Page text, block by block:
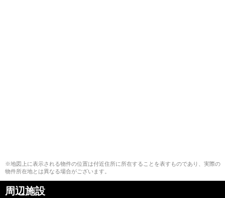
※地図上に表示される物件の位置は付近住所に所在することを表すものであり、実際の
物件所在地とは異なる場合がございます。
周辺施設